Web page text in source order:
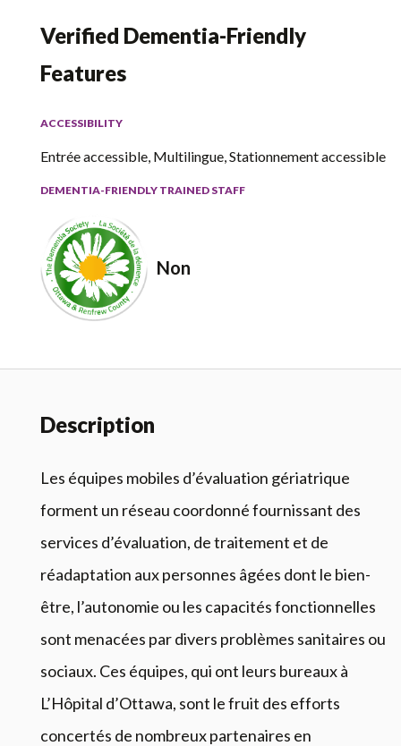
Verified Dementia-Friendly
Features
ACCESSIBILITY
Entrée accessible, Multilingue, Stationnement accessible
DEMENTIA-FRIENDLY TRAINED STAFF
Non
Description
Les équipes mobiles d’évaluation gériatrique
forment un réseau coordonnéfournissant des
services d’évaluation, de traitement et de
réadaptation auxpersonnes âgées dont le bien-
être, l’autonomie ou les capacités fonctionnelles
sont menacées pardivers problèmes sanitaires ou
sociaux. Ces équipes, qui ont leurs bureaux à
L’Hôpital d’Ottawa, sont le fruit des efforts
concertés de nombreux partenaires en